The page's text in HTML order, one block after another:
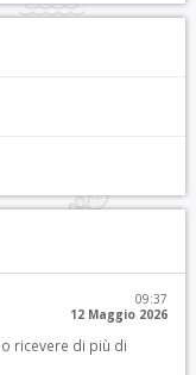
09:37
12 Maggio 2026
ricevere di più di